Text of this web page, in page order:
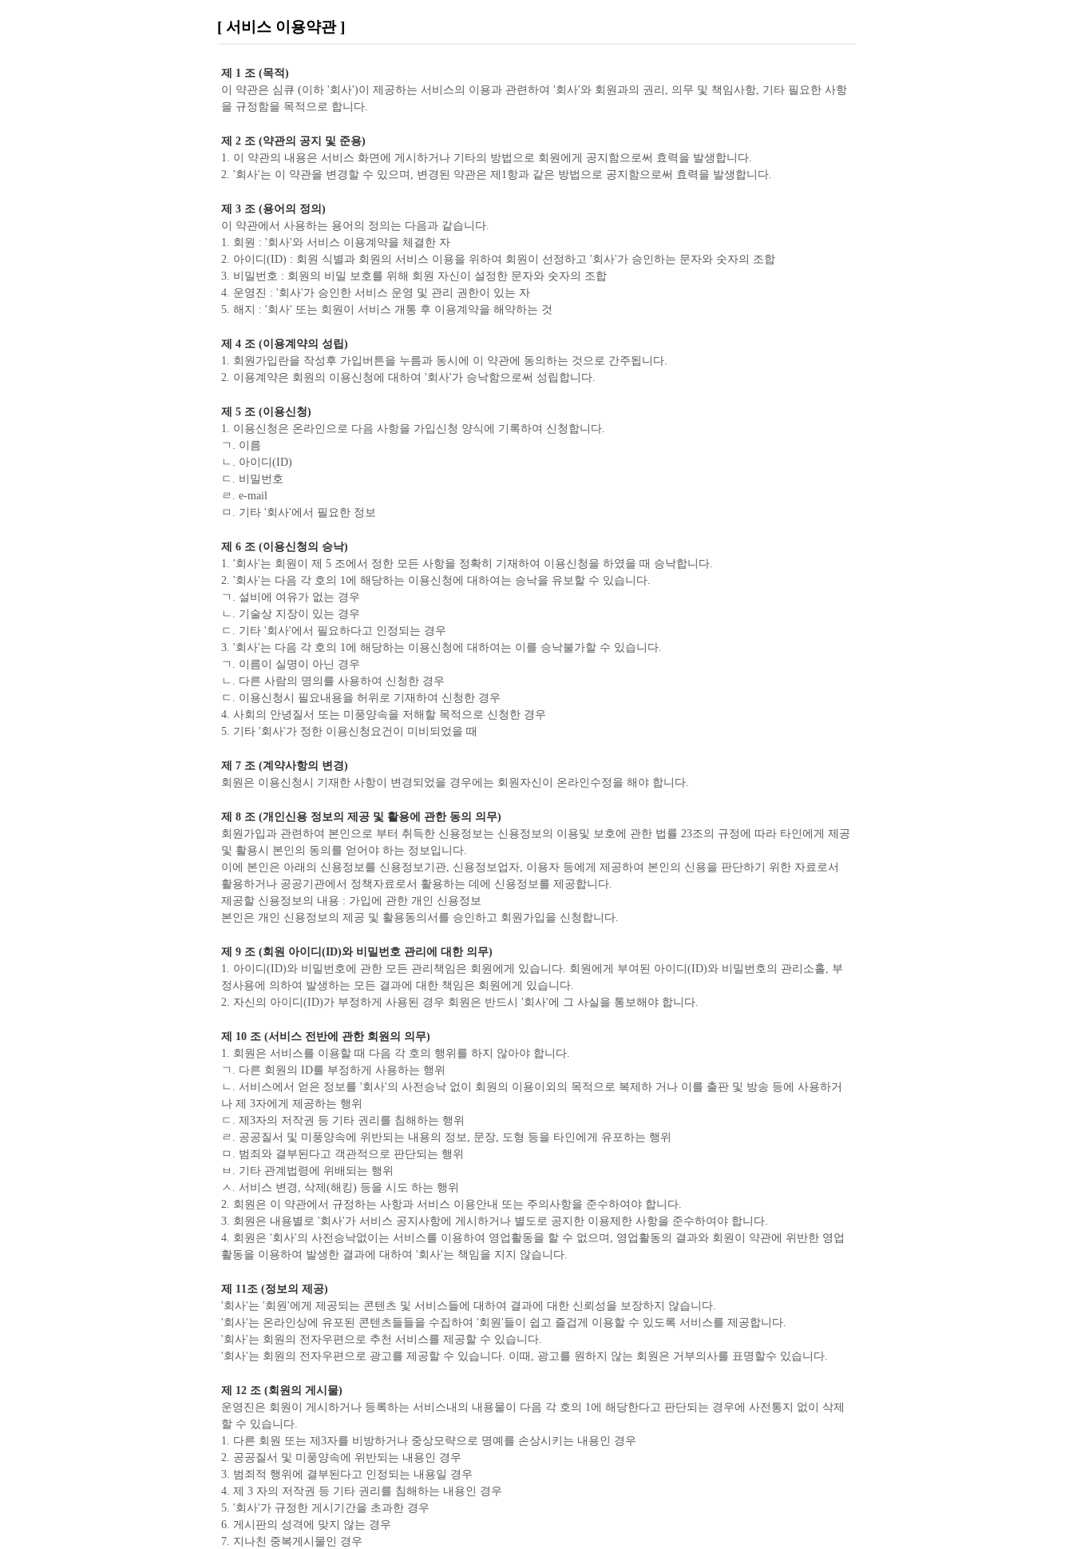
[ 서비스 이용약관 ]
제 1 조 (목적)
이 약관은 심큐 (이하 '회사')이 제공하는 서비스의 이용과 관련하여 '회사'와 회원과의 권리, 의무 및 책임사항, 기타 필요한 사항
을 규정함을 목적으로 합니다.
제 2 조 (약관의 공지 및 준용)
1. 이 약관의 내용은 서비스 화면에 게시하거나 기타의 방법으로 회원에게 공지함으로써 효력을 발생합니다.
2. '회사'는 이 약관을 변경할 수 있으며, 변경된 약관은 제1항과 같은 방법으로 공지함으로써 효력을 발생합니다.
제 3 조 (용어의 정의)
이 약관에서 사용하는 용어의 정의는 다음과 같습니다.
1. 회원 : '회사'와 서비스 이용계약을 체결한 자
2. 아이디(ID) : 회원 식별과 회원의 서비스 이용을 위하여 회원이 선정하고 '회사'가 승인하는 문자와 숫자의 조합
3. 비밀번호 : 회원의 비밀 보호를 위해 회원 자신이 설정한 문자와 숫자의 조합
4. 운영진 : '회사'가 승인한 서비스 운영 및 관리 권한이 있는 자
5. 해지 : '회사' 또는 회원이 서비스 개통 후 이용계약을 해약하는 것
제 4 조 (이용계약의 성립)
1. 회원가입란을 작성후 가입버튼을 누름과 동시에 이 약관에 동의하는 것으로 간주됩니다.
2. 이용계약은 회원의 이용신청에 대하여 '회사'가 승낙함으로써 성립합니다.
제 5 조 (이용신청)
1. 이용신청은 온라인으로 다음 사항을 가입신청 양식에 기록하여 신청합니다.
ㄱ. 이름
ㄴ. 아이디(ID)
ㄷ. 비밀번호
ㄹ. e-mail
ㅁ. 기타 '회사'에서 필요한 정보
제 6 조 (이용신청의 승낙)
1. '회사'는 회원이 제 5 조에서 정한 모든 사항을 정확히 기재하여 이용신청을 하였을 때 승낙합니다.
2. '회사'는 다음 각 호의 1에 해당하는 이용신청에 대하여는 승낙을 유보할 수 있습니다.
ㄱ. 설비에 여유가 없는 경우
ㄴ. 기술상 지장이 있는 경우
ㄷ. 기타 '회사'에서 필요하다고 인정되는 경우
3. '회사'는 다음 각 호의 1에 해당하는 이용신청에 대하여는 이를 승낙불가할 수 있습니다.
ㄱ. 이름이 실명이 아닌 경우
ㄴ. 다른 사람의 명의를 사용하여 신청한 경우
ㄷ. 이용신청시 필요내용을 허위로 기재하여 신청한 경우
4. 사회의 안녕질서 또는 미풍양속을 저해할 목적으로 신청한 경우
5. 기타 '회사'가 정한 이용신청요건이 미비되었을 때
제 7 조 (계약사항의 변경)
회원은 이용신청시 기재한 사항이 변경되었을 경우에는 회원자신이 온라인수정을 해야 합니다.
제 8 조 (개인신용 정보의 제공 및 활용에 관한 동의 의무)
회원가입과 관련하여 본인으로 부터 취득한 신용정보는 신용정보의 이용및 보호에 관한 법률 23조의 규정에 따라 타인에게 제공
및 활용시 본인의 동의를 얻어야 하는 정보입니다.
이에 본인은 아래의 신용정보를 신용정보기관, 신용정보업자, 이용자 등에게 제공하여 본인의 신용을 판단하기 위한 자료로서
활용하거나 공공기관에서 정책자료로서 활용하는 데에 신용정보를 제공합니다.
제공할 신용정보의 내용 : 가입에 관한 개인 신용정보
본인은 개인 신용정보의 제공 및 활용동의서를 승인하고 회원가입을 신청합니다.
제 9 조 (회원 아이디(ID)와 비밀번호 관리에 대한 의무)
1. 아이디(ID)와 비밀번호에 관한 모든 관리책임은 회원에게 있습니다. 회원에게 부여된 아이디(ID)와 비밀번호의 관리소홀, 부
정사용에 의하여 발생하는 모든 결과에 대한 책임은 회원에게 있습니다.
2. 자신의 아이디(ID)가 부정하게 사용된 경우 회원은 반드시 '회사'에 그 사실을 통보해야 합니다.
제 10 조 (서비스 전반에 관한 회원의 의무)
1. 회원은 서비스를 이용할 때 다음 각 호의 행위를 하지 않아야 합니다.
ㄱ. 다른 회원의 ID를 부정하게 사용하는 행위
ㄴ. 서비스에서 얻은 정보를 '회사'의 사전승낙 없이 회원의 이용이외의 목적으로 복제하 거나 이를 출판 및 방송 등에 사용하거
나 제 3자에게 제공하는 행위
ㄷ. 제3자의 저작권 등 기타 권리를 침해하는 행위
ㄹ. 공공질서 및 미풍양속에 위반되는 내용의 정보, 문장, 도형 등을 타인에게 유포하는 행위
ㅁ. 범죄와 결부된다고 객관적으로 판단되는 행위
ㅂ. 기타 관계법령에 위배되는 행위
ㅅ. 서비스 변경, 삭제(해킹) 등을 시도 하는 행위
2. 회원은 이 약관에서 규정하는 사항과 서비스 이용안내 또는 주의사항을 준수하여야 합니다.
3. 회원은 내용별로 '회사'가 서비스 공지사항에 게시하거나 별도로 공지한 이용제한 사항을 준수하여야 합니다.
4. 회원은 '회사'의 사전승낙없이는 서비스를 이용하여 영업활동을 할 수 없으며, 영업활동의 결과와 회원이 약관에 위반한 영업
활동을 이용하여 발생한 결과에 대하여 '회사'는 책임을 지지 않습니다.
제 11조 (정보의 제공)
'회사'는 '회원'에게 제공되는 콘텐츠 및 서비스들에 대하여 결과에 대한 신뢰성을 보장하지 않습니다.
'회사'는 온라인상에 유포된 콘텐츠들들을 수집하여 '회원'들이 쉽고 즐겁게 이용할 수 있도록 서비스를 제공합니다.
'회사'는 회원의 전자우편으로 추천 서비스를 제공할 수 있습니다.
'회사'는 회원의 전자우편으로 광고를 제공할 수 있습니다. 이때, 광고를 원하지 않는 회원은 거부의사를 표명할수 있습니다.
제 12 조 (회원의 게시물)
운영진은 회원이 게시하거나 등록하는 서비스내의 내용물이 다음 각 호의 1에 해당한다고 판단되는 경우에 사전통지 없이 삭제
할 수 있습니다.
1. 다른 회원 또는 제3자를 비방하거나 중상모략으로 명예를 손상시키는 내용인 경우
2. 공공질서 및 미풍양속에 위반되는 내용인 경우
3. 범죄적 행위에 결부된다고 인정되는 내용일 경우
4. 제 3 자의 저작권 등 기타 권리를 침해하는 내용인 경우
5. '회사'가 규정한 게시기간을 초과한 경우
6. 게시판의 성격에 맞지 않는 경우
7. 지나친 중복게시물인 경우